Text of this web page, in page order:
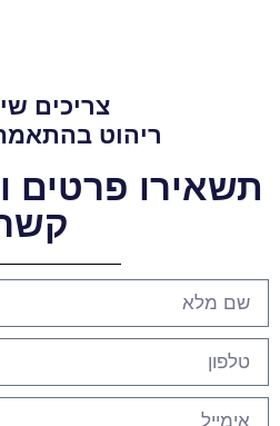
צריכים
ריהוט
תשאירו פרטים